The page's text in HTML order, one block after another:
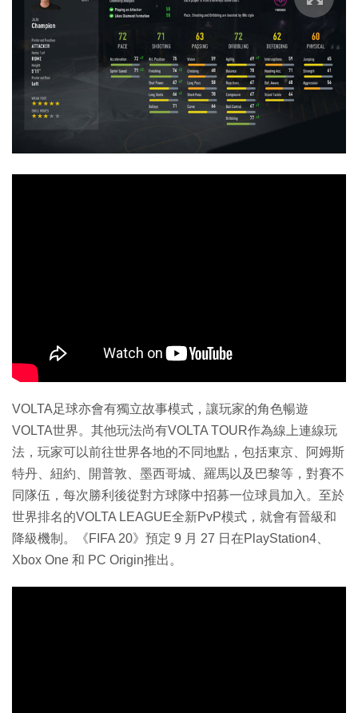
VOLTA足球亦會有獨立故事模式，讓玩家的角色暢遊
VOLTA世界。其他玩法尚有VOLTA TOUR作為線上連線玩
法，玩家可以前往世界各地的不同地點，包括東京、阿姆斯
特丹、紐約、開普敦、墨西哥城、羅馬以及巴黎等，對賽不
同隊伍，每次勝利後從對方球隊中招募一位球員加入。至於
世界排名的VOLTA LEAGUE全新PvP模式，就會有晉級和
降級機制。《FIFA 20》預定 9 月 27 日在PlayStation4、
Xbox One 和 PC Origin推出。